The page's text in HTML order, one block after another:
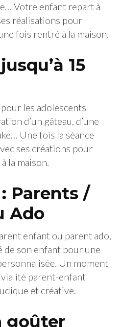
Votre enfant repart à
réalisations pour
fois rentré à la maison.
15
les adolescents
d’un gâteau, d’une
Une fois la séance
ses créations pour
la maison.
Parents /
Ado
enfant ou parent ado,
de son enfant pour une
Un moment
parent-enfant
et créative.
goûter